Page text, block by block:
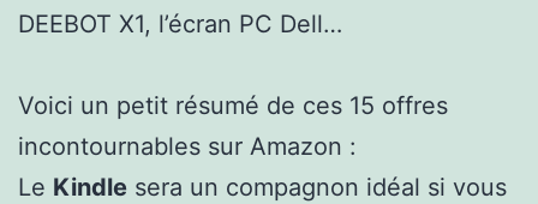
DEEBOT X1, l’écran PC Dell…
Voici un petit résumé de ces 15 offres
incontournables sur Amazon :
Le Kindle sera un compagnon idéal si vous